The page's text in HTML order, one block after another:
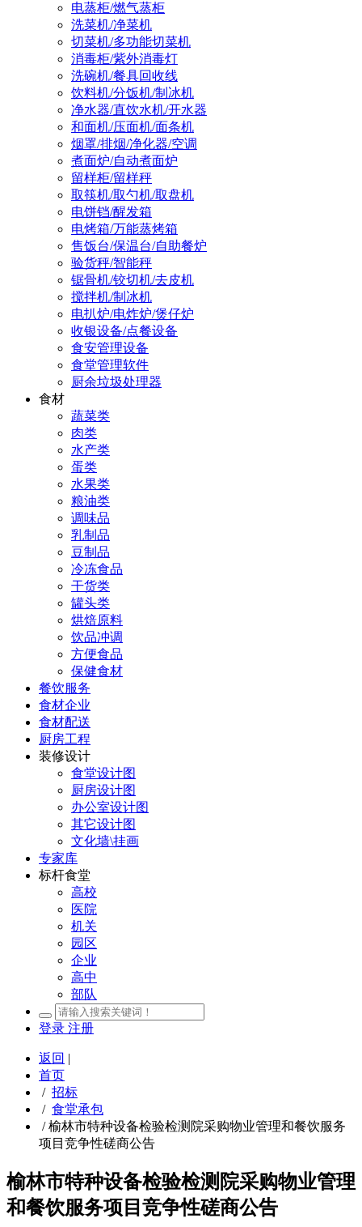
电蒸柜/燃气蒸柜
洗菜机/净菜机
切菜机/多功能切菜机
消毒柜/紫外消毒灯
洗碗机/餐具回收线
饮料机/分饭机/制冰机
净水器/直饮水机/开水器
和面机/压面机/面条机
烟罩/排烟/净化器/空调
煮面炉/自动煮面炉
留样柜/留样秤
取筷机/取勺机/取盘机
电饼铛/醒发箱
电烤箱/万能蒸烤箱
售饭台/保温台/自助餐炉
验货秤/智能秤
锯骨机/铰切机/去皮机
搅拌机/制冰机
电扒炉/电炸炉/煲仔炉
收银设备/点餐设备
食安管理设备
食堂管理软件
厨余垃圾处理器
食材
蔬菜类
肉类
水产类
蛋类
水果类
粮油类
调味品
乳制品
豆制品
冷冻食品
干货类
罐头类
烘焙原料
饮品冲调
方便食品
保健食材
餐饮服务
食材企业
食材配送
厨房工程
装修设计
食堂设计图
厨房设计图
办公室设计图
其它设计图
文化墙\挂画
专家库
标杆食堂
高校
医院
机关
园区
企业
高中
部队
登录 注册
返回 |
首页
/ 招标
/ 食堂承包
/榆林市特种设备检验检测院采购物业管理和餐饮服务
项目竞争性磋商公告
榆林市特种设备检验检测院采购物业管理
和餐饮服务项目竞争性磋商公告